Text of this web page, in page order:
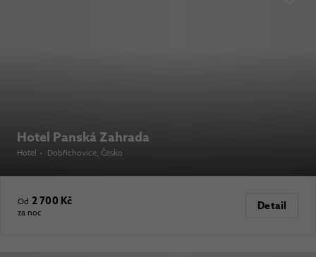
Hotel Panská Zahrada
Hotel • Dobřichovice, Česko
Od 2 700 Kč
za noc
Detail